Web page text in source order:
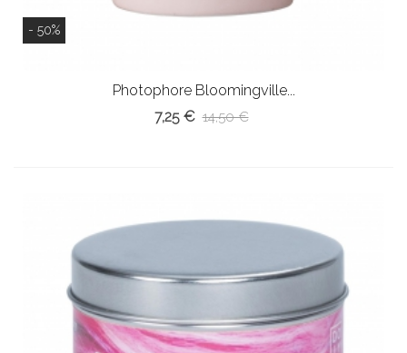
- 50%
Photophore Bloomingville...
7,25 € 14,50 €